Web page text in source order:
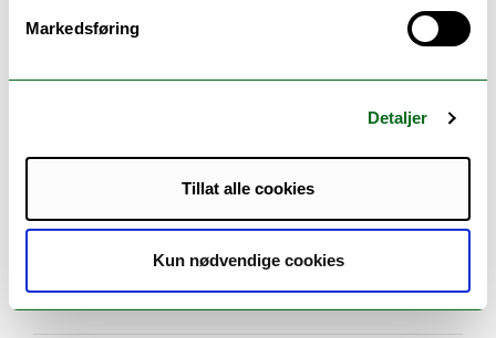
Markedsføring
Detaljer
Tillat alle cookies
Kun nødvendige cookies
Følgende arbeidskrav må være gjennomført og
godkjent før man kan framstille seg til eksamen:
Godkjent – ikke
Skriftlig oppgave
godkjent
UiTs samleside om eksamen